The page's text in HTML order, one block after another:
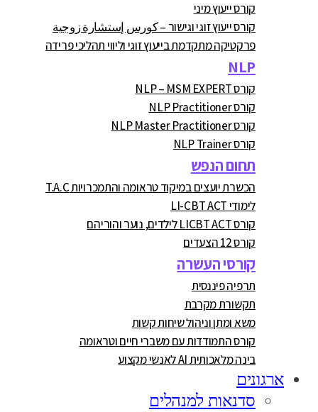
קורס ייעוץ מיני
קורס ייעוץ זוגי וגישור – كورس إستشارة زوجية
פרקטיקה מתקדמת בייעוץ זוגי וליווי תהליכי פרידה
NLP
קורס NLP – MSM EXPERT
קורס NLP Practitioner
קורס NLP Master Practitioner
קורס NLP Trainer
תחום הנפש
הכשרת יועצים במיקוד טראומה והתמכרויות T.A.C
לימודי LI-CBT ACT
קורס LICBT ACT לילדים, נוער והוריהם
קורס 12 הצעדים
קורסי העשרה
תרפיה פיננסית
תקשורת מקרבת
משא ומתן וניהול שיחות קשות
קורס התמודדות עם משברי חיים וטראומה
בינה מלאכותית AI לאנשי מקצוע
ארגונים
סדנאות למנהלים